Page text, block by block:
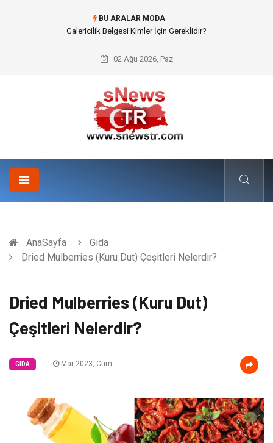
BU ARALAR MODA
Doküman Yönetimi ile Kurumsal Hafızanın Dijitalleşmesi
02 Ağu 2026, Paz
AnaSayfa
Gıda
Dried Mulberries (Kuru Dut) Çeşitleri Nelerdir?
Dried Mulberries (Kuru Dut)
Çeşitleri Nelerdir?
GIDA Mar 2023, Cum